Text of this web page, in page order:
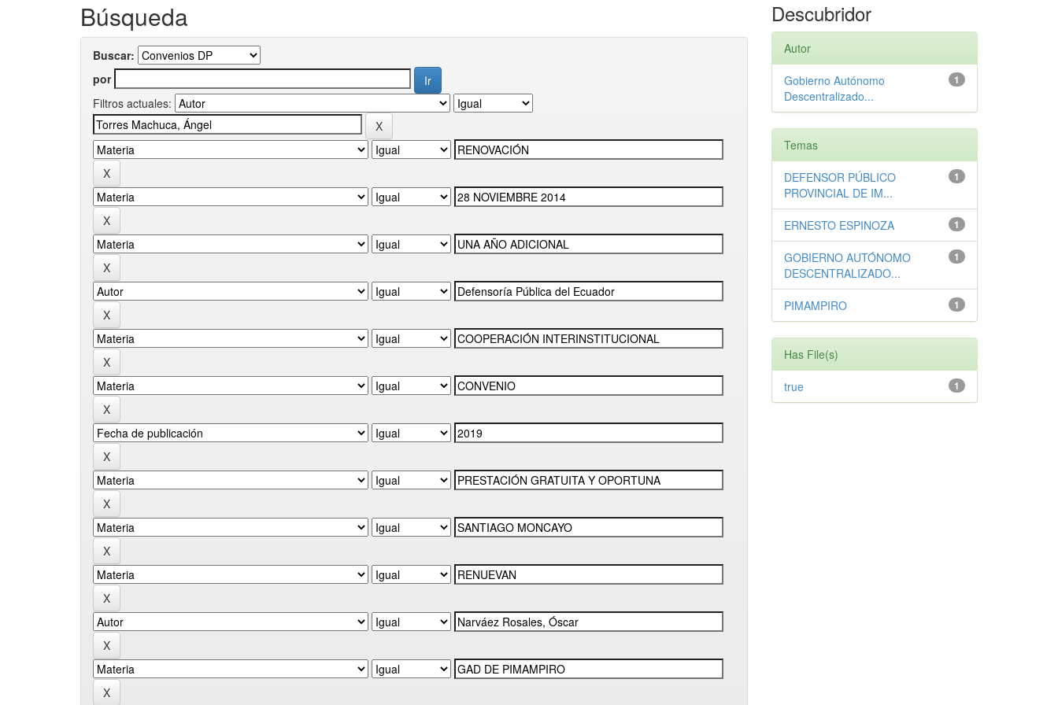
Búsqueda
Buscar:
por
Filtros actuales:
Descubridor
Autor
1
Gobierno Autónomo
Descentralizado...
Temas
1
DEFENSOR PÚBLICO
PROVINCIAL DE IM...
1
ERNESTO ESPINOZA
1
GOBIERNO AUTÓNOMO
DESCENTRALIZADO...
1
PIMAMPIRO
Has File(s)
1
true